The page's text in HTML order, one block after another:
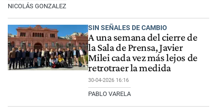
NICOLÁS GONZALEZ
SIN SEÑALES DE CAMBIO
A una semana del cierre de
la Sala de Prensa, Javier
Milei cada vez más lejos de
retrotraer la medida
30-04-2026 16:16
PABLO VARELA